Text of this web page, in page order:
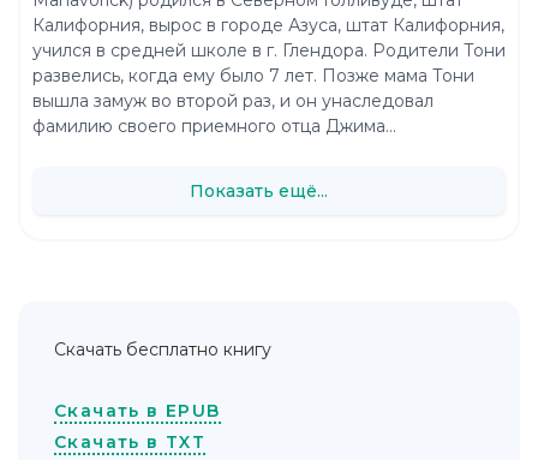
Калифорния, вырос в городе Азуса, штат Калифорния,
учился в средней школе в г. Глендора. Родители Тони
развелись, когда ему было 7 лет. Позже мама Тони
вышла замуж во второй раз, и он унаследовал
фамилию своего приемного отца Джима...
Показать ещё...
Скачать бесплатно книгу
Скачать в EPUB
Скачать в TXT